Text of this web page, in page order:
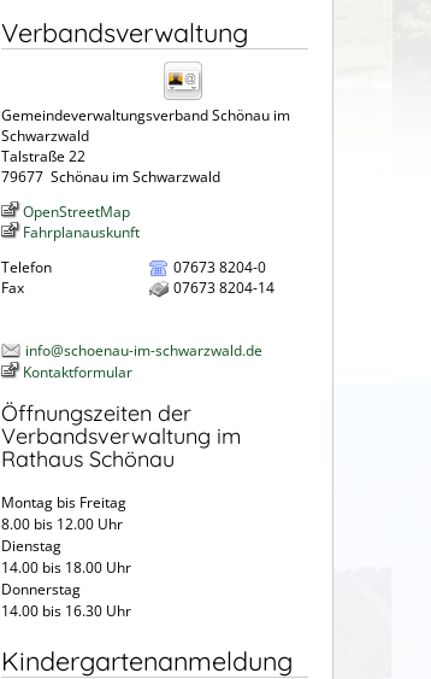
Verbandsverwaltung
Gemeindeverwaltungsverband Schönau im
Schwarzwald
Talstraße 22
79677 Schönau im Schwarzwald
OpenStreetMap
Fahrplanauskunft
Telefon
07673 8204-0
Fax
07673 8204-14
info@schoenau-im-schwarzwald.de
Kontaktformular
Öffnungszeiten der
Verbandsverwaltung im
Rathaus Schönau
Montag bis Freitag
8.00 bis 12.00 Uhr
Dienstag
14.00 bis 18.00 Uhr
Donnerstag
14.00 bis 16.30 Uhr
Kindergartenanmeldung